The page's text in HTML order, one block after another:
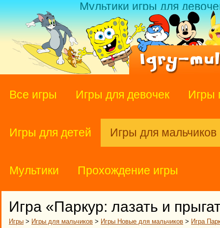
Мультики игры для
Все игры Игры для девочек Игры
Игры для детей Игры для мальчиков
Мультики Прохождение игры
Игра «Паркур: лазать и
Игры > Игры для мальчиков > Игры Новые для мальчиков > Игра